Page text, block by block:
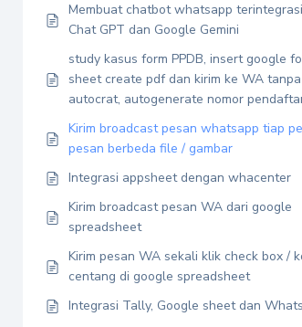
Membuat chatbot whatsapp
Chat GPT dan Google Gemini
study kasus form PPDB, insert google
sheet create pdf dan kirim ke WA tanpa
autocrat, autogenerate nomor
Kirim broadcast pesan whatsapp tiap
pesan berbeda file / gambar
Integrasi appsheet dengan whacenter
Kirim broadcast pesan WA dari google
spreadsheet
Kirim pesan WA sekali klik check box /
centang di google spreadsheet
Integrasi Tally, Google sheet dan